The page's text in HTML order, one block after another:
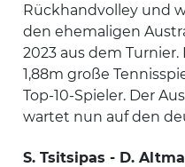
Rückhandvolley und
den ehemaligen
2023 aus dem
1,88m große
Top-10-Spieler. Der
wartet nun auf den
S. Tsitsipas - D.